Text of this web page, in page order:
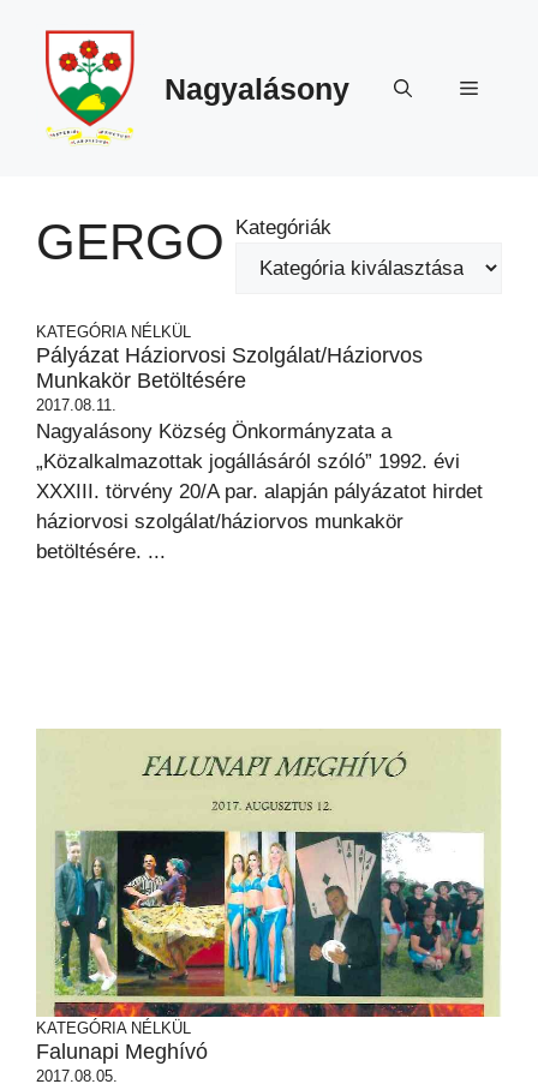
tartalomba
Nagyalásony Menü
GERGO Kategóriák
KATEGÓRIA NÉLKÜL
Pályázat Háziorvosi Szolgálat/háziorvos
Munkakör Betöltésére
2017.08.11.
Nagyalásony Község Önkormányzata a
„Közalkalmazottak jogállásáról szóló” 1992. évi
XXXIII. törvény 20/A par. alapján pályázatot hirdet
háziorvosi szolgálat/háziorvos munkakör
betöltésére. ...
KATEGÓRIA NÉLKÜL
Falunapi Meghívó
2017.08.05.